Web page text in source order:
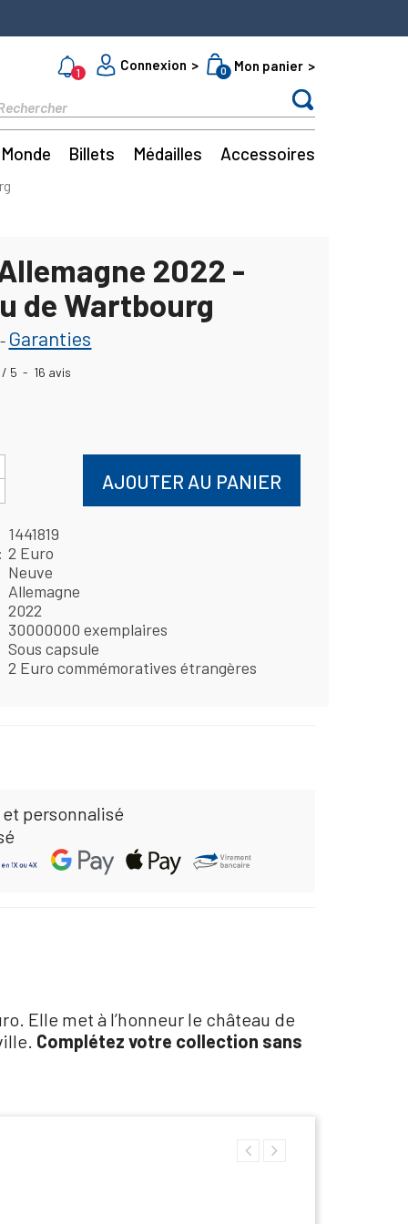
1
Connexion 0 Mon panier
Monde Billets Médailles Accessoires
2022 -
de Wartbourg
- Garanties
/ 5 - 16 avis
AJOUTER AU PANIER
1441819
2 Euro
Neuve
Allemagne
2022
30000000 exemplaires
Sous capsule
2 Euro commémoratives étrangères
personnalisé
Elle met à l’honneur le château de
Complétez votre collection sans